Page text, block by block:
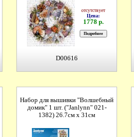
отсутствует
Цена:
1778 р.
D00616
Набор для вышивки "Волшебный
домик" 1 шт. ("Janlynn" 021-
1382) 26.7см х 31см